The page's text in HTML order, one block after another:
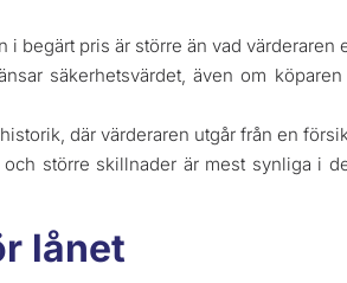
begärt pris är större än vad värderaren
säkerhetsvärdet, även om
där värderaren utgår från en
större skillnader är mest synliga i
lånet